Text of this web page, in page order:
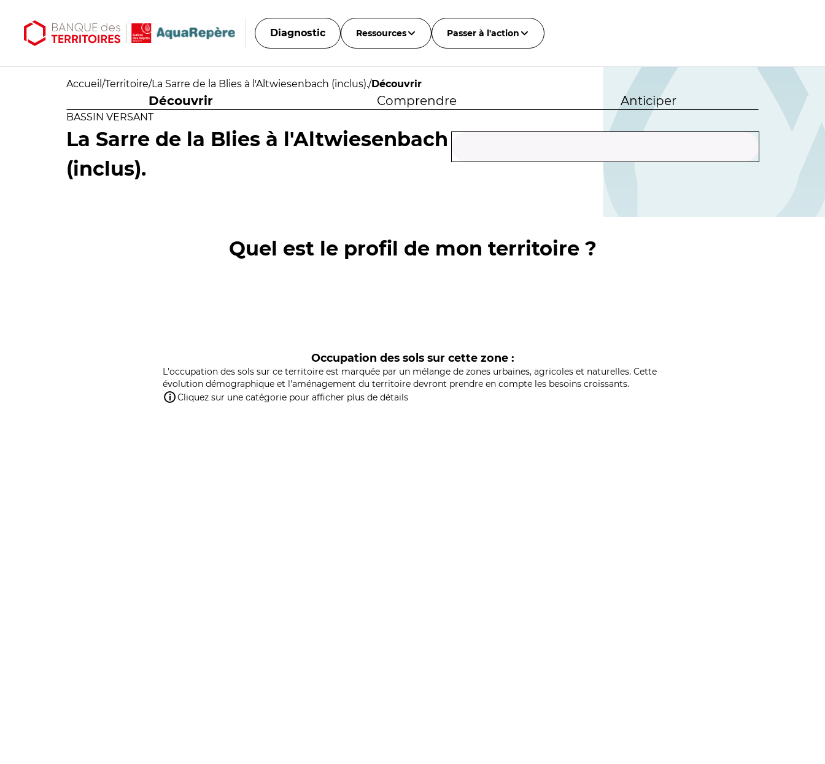
Diagnostic Ressources Passer à l'action
Accueil /Territoire/La Sarre de la Blies à l'Altwiesenbach (inclus)./Découvrir
Découvrir Comprendre Anticiper
BASSIN VERSANT
La Sarre de la Blies à l'Altwiesenbach
(inclus).
Quel est le profil de mon territoire ?
Occupation des sols sur cette zone :
L'occupation des sols sur ce territoire est marquée par un mélange de zones urbaines, agricoles et naturelles. Cette
évolution démographique et l'aménagement du territoire devront prendre en compte les besoins croissants.
Cliquez sur une catégorie pour afficher plus de détails